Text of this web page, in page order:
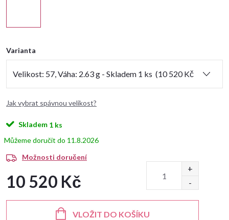
Varianta
Jak vybrat spávnou velikost?
Skladem 1 ks
11.8.2026
Možnosti doručení
10 520 Kč
VLOŽIT DO KOŠÍKU